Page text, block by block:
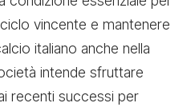
vincente e mantenere
italiano anche nella
intende sfruttare
recenti successi per